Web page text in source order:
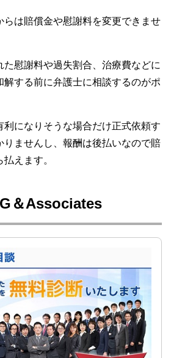
らは賠償金や慰謝料を変更できませ
慰謝料や過失割合、治療費などに
解する前に弁護士に相談するのがポ
利になりそうな場合だけ正式依頼す
りませんし、報酬は後払いなので賠
えます。
＆Associates